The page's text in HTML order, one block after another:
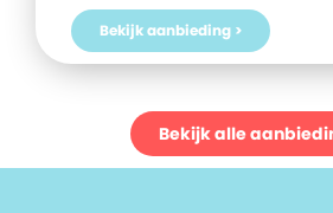
Gran Canaria. Lopesan Villa del Conde
tuin met meerdere zwembaden,
winter worden verwarmd. Er is ook een
Op korte afstand van het hotel ligt een
golfbaan, perfect om even helemaal in
Bekijk aanbieding >
Bekijk alle